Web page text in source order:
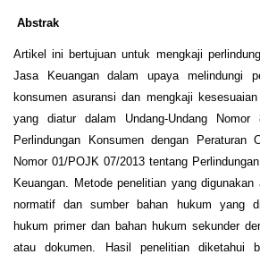
Abstrak
Artikel ini bertujuan untuk mengkaji
Jasa Keuangan dalam upaya melindungi
konsumen asuransi dan mengkaji
yang diatur dalam Undang-Undang
Perlindungan Konsumen dengan Peraturan
Nomor 01/POJK 07/2013 tentang
Keuangan. Metode penelitian yang
normatif dan sumber bahan hukum yang
hukum primer dan bahan hukum sekunder
atau dokumen. Hasil penelitian diketahui